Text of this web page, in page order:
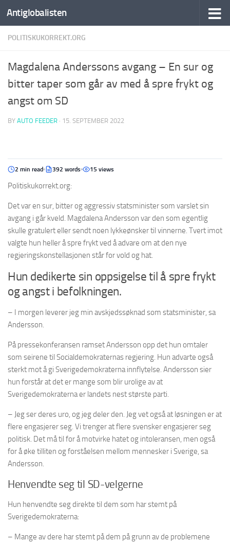
Antiglobalisten
POLITISKUKORREKT.ORG
Magdalena Anderssons avgang – En sur og
bitter taper som går av med å spre frykt og
angst om SD
BY AUTO FEEDER · 15. SEPTEMBER 2022
2 min read 392 words 15 views
Politiskukorrekt.org:
Det var en sur, bitter og aggressiv statsminister som varslet sin
avgang i går kveld. Magdalena Andersson var den som egentlig
skulle gratulert eller sendt noen lykkeønsker til vinnerne. Tvert imot
valgte hun heller å spre frykt ved å advare om at den nye
regjeringskonstellasjonen står for vold og hat.
Hun dedikerte sin oppsigelse til å spre frykt
og angst i befolkningen.
– I morgen leverer jeg min avskjedssøknad som statsminister, sa
Andersson.
På pressekonferansen ramset Andersson opp det hun omtaler
som seirene til Socialdemokraternas regjering. Hun advarte også
sterkt mot å gi Sverigedemokraterna innflytelse. Andersson sier
hun forstår at det er mange som blir urolige av at
Sverigedemokraterna er landets nest største parti.
– Jeg ser deres uro, og jeg deler den. Jeg vet også at løsningen er at
flere engasjerer seg. Vi trenger at flere svensker engasjerer seg
politisk. Det må til for å motvirke hatet og intoleransen, men også
for å øke tilliten og forståelsen mellom mennesker i Sverige, sa
Andersson.
Henvendte seg til SD-velgerne
Hun henvendte seg direkte til dem som har stemt på
Sverigedemokraterna:
– Mange av dere har stemt på dem på grunn av de problemene